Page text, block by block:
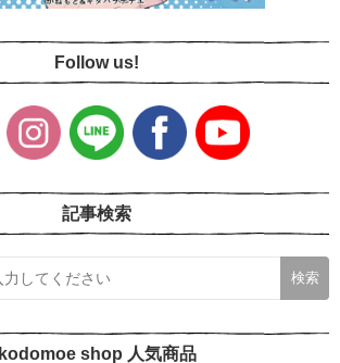
Follow us!
記事検索
kodomoe shop 人気商品